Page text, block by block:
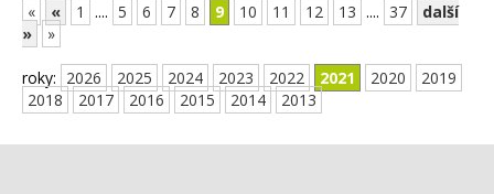
« « 1 .... 5 6 7 8 9 10 11 12 13 .... 37
další
»
»
roky: 2026 2025 2024 2023 2022 2021 2020
2019
2018
2017 2016 2015 2014 2013